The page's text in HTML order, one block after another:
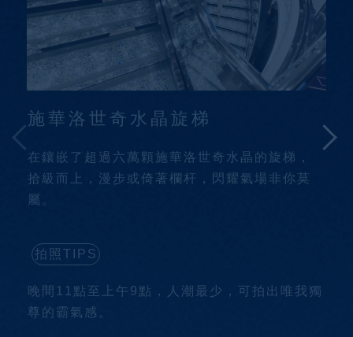
施 華 洛 世 奇 水 晶 旋 梯
在 鑲 嵌 了 超 過 六 萬 顆 施 華 洛 世 奇 水 晶 的 旋 梯 ，
拾 級 而 上 ， 漫 步 或 倚 著 欄 杆 ， 閃 耀 氣 場 非 你 莫
屬 。
拍照TIPS
晚 間 1 1 點 至 上 午 9 點 ， 人 潮 最 少 ， 可 拍 出 唯 我 獨
尊 的 霸 氣 感
›